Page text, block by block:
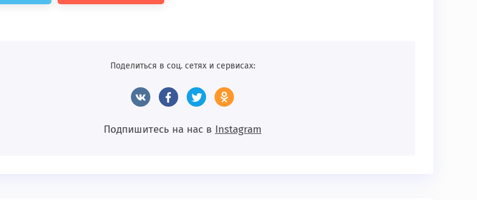
Поделиться в соц. сетях и сервисах:
Подпишитесь на нас в Instagram